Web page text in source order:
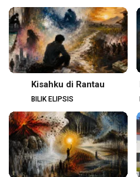
Kisahku di Rantau
BILIK ELIPSIS